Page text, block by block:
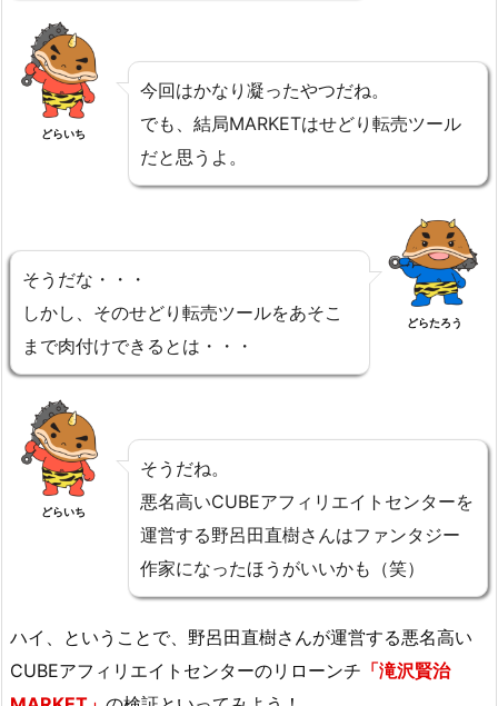
どらいち
今回はかなり凝ったやつだね。
でも、結局MARKETはせどり転売ツール
だと思うよ。
そうだな・・・
しかし、そのせどり転売ツールをあそこ
まで肉付けできるとは・・・
どらたろう
どらいち
そうだね。
悪名高いCUBEアフィリエイトセンターを
運営する野呂田直樹さんはファンタジー
作家になったほうがいいかも（笑）
ハイ、ということで、野呂田直樹さんが運営する悪名高い
CUBEアフィリエイトセンターのリローンチ 「滝沢賢治